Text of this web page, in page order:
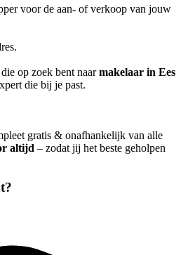
voor de aan- of verkoop van jouw
op zoek bent naarmakelaar in Ees
die bij je past.
gratis & onafhankelijk van alle
altijd – zodat jij het beste geholpen